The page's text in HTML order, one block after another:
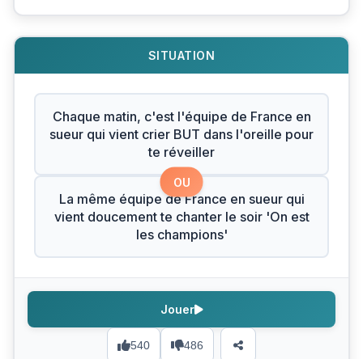
SITUATION
Chaque matin, c'est l'équipe de France en
sueur qui vient crier BUT dans l'oreille pour
te réveiller
OU
La même équipe de France en sueur qui
vient doucement te chanter le soir 'On est
les champions'
540 486
Jouer